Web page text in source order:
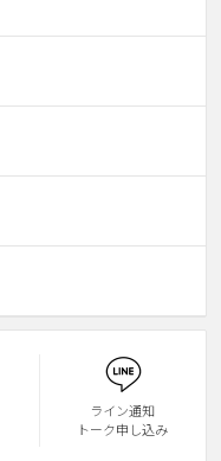
ライン通知
トーク申し込み